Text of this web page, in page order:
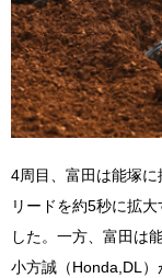
4周目、富田は能塚
リードを約5秒に拡
した。一方、富田は
小方誠（Honda,DL